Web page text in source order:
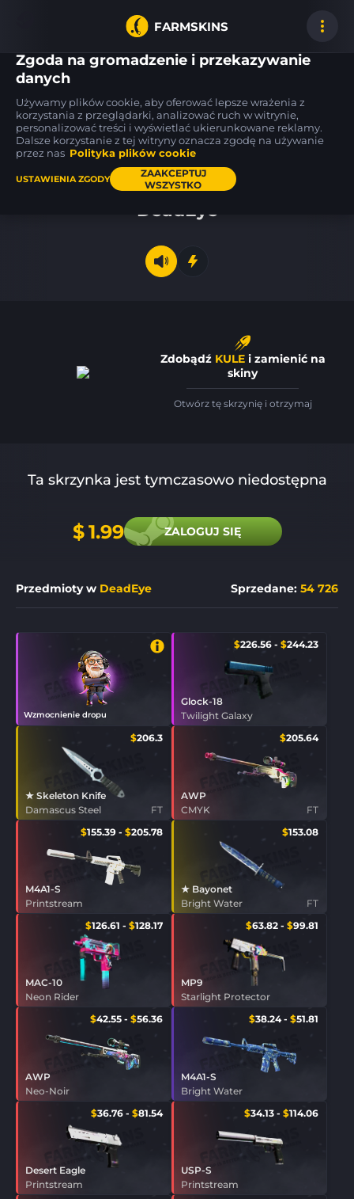
FARMSKINS
32
Five-SeveN
Scrawl WW 32
Five-SeveN
Scrawl WW
Five-SeveN
Scrawl
DeadEye
Zdobądź KULEi zamienić na
skiny
Otwórz tę skrzynię i otrzymaj
Ta skrzynka jest tymczasowo niedostępna
$1.99 ZALOGUJ SIĘ
Przedmioty w DeadEye Sprzedane: 54 726
Wzmocnienie dropu
$226.56 - $244.23
Glock-18
Twilight Galaxy
$206.3
FT
★ Skeleton Knife
Damascus Steel
$205.64
FT
AWP
CMYK
$155.39 - $205.78
M4A1-S
Printstream
$153.08
FT
★ Bayonet
Bright Water
$126.61 - $128.17
MAC-10
Neon Rider
$63.82 - $99.81
MP9
Starlight Protector
$42.55 - $56.36
AWP
Neo-Noir
$38.24- $51.81
M4A1-S
Bright Water
$36.76 - $81.54
Desert Eagle
Printstream
$34.13 - $114.06
USP-S
Printstream
Zgoda na gromadzenie i przekazywanie
danych
Używamy plików cookie, aby oferować lepsze wrażenia z
korzystania z przeglądarki, analizować ruch w witrynie,
personalizować treści i wyświetlać ukierunkowane reklamy.
Dalsze korzystanie z tej witryny oznacza zgodę na używanie
przez nas Polityka plików cookie
USTAWIENIA ZGODY
ZAAKCEPTUJ
WSZYSTKO